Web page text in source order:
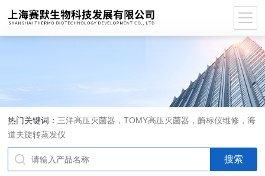
热门关键词： 三洋高压灭菌器，TOMY高压灭菌器，酶标仪维修，海
道夫旋转蒸发仪